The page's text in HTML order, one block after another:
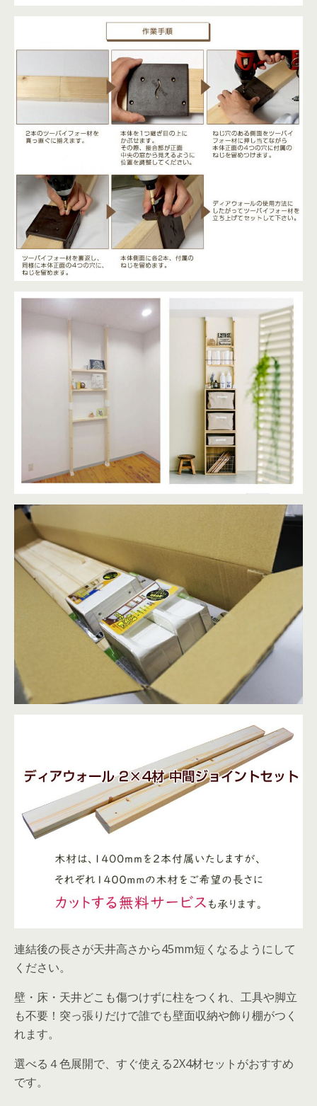
連結後の長さが天井高さから45mm短くなるようにして
ください。
壁・床・天井どこも傷つけずに柱をつくれ、工具や脚立
も不要！突っ張りだけで誰でも壁面収納や飾り棚がつく
れます。
選べる４色展開で、すぐ使える2X4材セットがおすすめ
です。